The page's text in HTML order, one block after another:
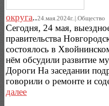
округа..24.мая.2024г..|.Общество
Сегодня, 24 мая,
правительства
состоялось в
нём обсудили развитие
Дороги На заседании
говорили о ремонте и
далее